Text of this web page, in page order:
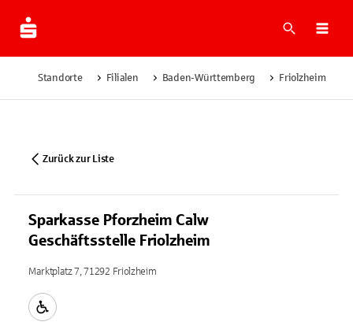
Suche
Standorte Filialen Baden-Württemberg Friolzheim
Zurück zur Liste
Sparkasse Pforzheim Calw
Geschäftsstelle Friolzheim
Marktplatz 7, 71292 Friolzheim